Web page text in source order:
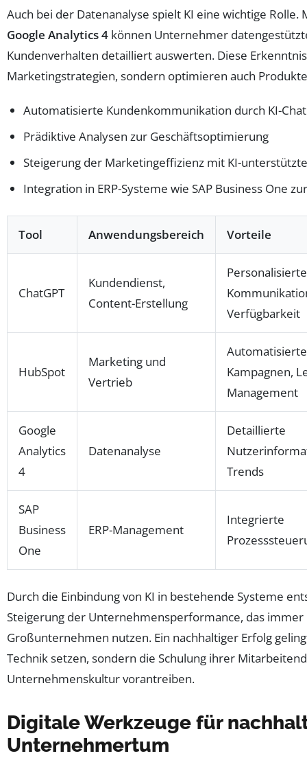
Auch bei der Datenanalyse spielt KI eine wichtige
Google Analytics 4 können Unternehmer
Kundenverhalten detailliert auswerten. Diese
Marketingstrategien, sondern optimieren auch
Automatisierte Kundenkommunikation durch KI-
Prädiktive Analysen zur Geschäftsoptimierung
Steigerung der Marketingeffizienz mit KI-
Integration in ERP-Systeme wie SAP Business One
Tool Anwendungsbereich Vorteile
ChatGPT
Kundendienst,
Content-Erstellung
Personalisierte
Verfügbarkeit
HubSpot
Marketing und
Vertrieb
Automatisierte
Kampagnen,
Management
Google
Analytics
4
Datenanalyse
Detaillierte
Trends
SAP
Business
One
ERP-Management
Integrierte
Durch die Einbindung von KI in bestehende Systeme
Steigerung der Unternehmensperformance, das
Großunternehmen nutzen. Ein nachhaltiger Erfolg
Technik setzen, sondern die Schulung ihrer
Unternehmenskultur vorantreiben.
Digitale Werkzeuge für
Unternehmertum